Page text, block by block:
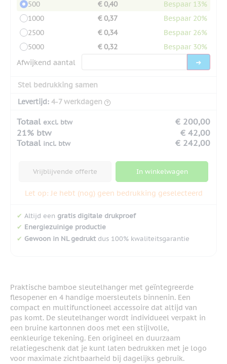
500
€ 0,40
Bespaar 13%
1000
€ 0,37
Bespaar 20%
2500
€ 0,34
Bespaar 26%
5000
€ 0,32
Bespaar 30%
Afwijkend aantal
Stel bedrukking samen
Levertijd: 4-7 werkdagen
Totaal excl. btw
€ 200,00
21% btw
€ 42,00
Totaal incl. btw € 242,00
Vrijblijvende offerte In winkelwagen
Let op: Je hebt (nog) geen bedrukking geselecteerd
✔ Altijd een gratis digitale drukproef
✔ Energiezuinige productie
✔ Gewoon in NL gedruktdus 100% kwaliteitsgarantie
Praktische bamboe sleutelhanger met geïntegreerde
flesopener en 4 handige moersleutels binnenin. Een
compact en multifunctioneel accessoire dat altijd van
pas komt. De sleutelhanger wordt individueel verpakt in
een bruine kartonnen doos met een stijlvolle,
eenkleurige tekening. Een origineel en duurzaam
relatiegeschenk dat je kunt laten bedrukken met je logo
voor maximale zichtbaarheid bij dagelijks gebruik.